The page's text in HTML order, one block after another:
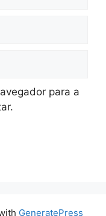
para a
GeneratePress